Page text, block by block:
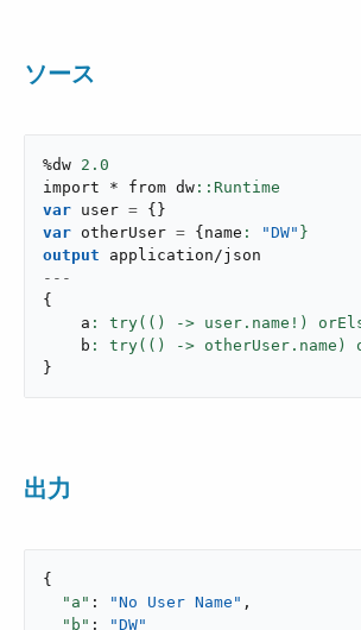
ソース
%dw 2.0
import * from dw
var user = { }
var otherUser = { name : "DW" }
output
application/json
---
{
    a
: try(() -> user.name!)
    b
: try(() -> otherUser.name)
}
出力
{
"a" : "No User Name" ,
"b" :
"DW"